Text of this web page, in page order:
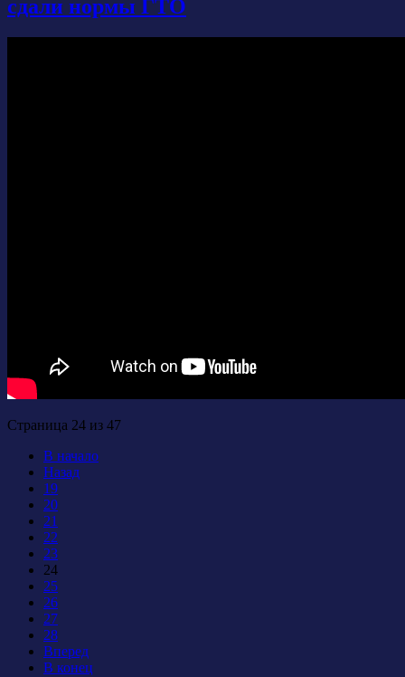
сдали нормы ГТО
Страница 24 из 47
В начало
Назад
19
20
21
22
23
24
25
26
27
28
Вперед
В конец